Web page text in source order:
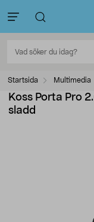
Startsida Multimedia
Koss Porta Pro
sladd